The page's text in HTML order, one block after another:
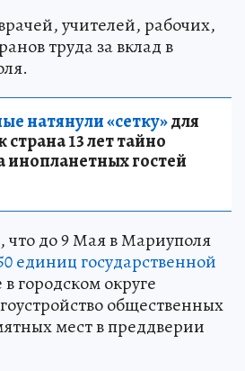
учителей, рабочих,
труда за вклад в
натянули «сетку»для
13 лет тайно
инопланетных гостей
что до 9 Мая в Мариуполя
единиц государственной
городском округе
общественных
мест в преддверии